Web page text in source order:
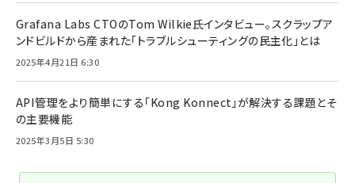
Grafana Labs CTOのTom Wilkie氏インタビュー。スクラップア
ンドビルドから産まれた「トラブルシューティングの民主化」とは
2025年4月21日 6:30
API管理をより簡単にする「Kong Konnect」が解決する課題とそ
の主要機能
2025年3月5日 5:30